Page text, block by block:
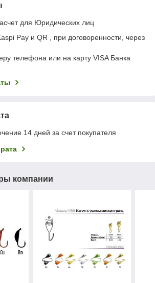
для Юридических лиц
Pay и QR , при договоренности, через
телефона или на карту VISA Банка
14 дней за счет покупателя
компании